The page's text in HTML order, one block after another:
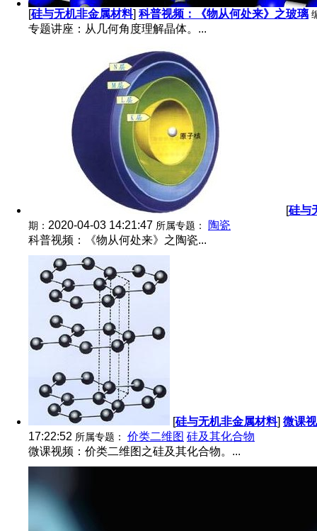
[硅与无机非金属材料] 科普视频：《物从何处来》之玻璃
专题讲座：从几何角度理解晶体。...
[硅与
期： 2020-04-03 14:21:47 所属专题：
陶瓷
科普视频：《物从何处来》之陶瓷...
[硅与无机非金属材料] 微课
17:22:52 所属专题： 价类二维图 硅及其化合物
微课视频：价类二维图之硅及其化合物。...